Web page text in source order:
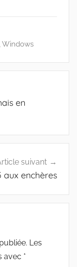
Windows
en
suivant
aux enchères
Les
avec *